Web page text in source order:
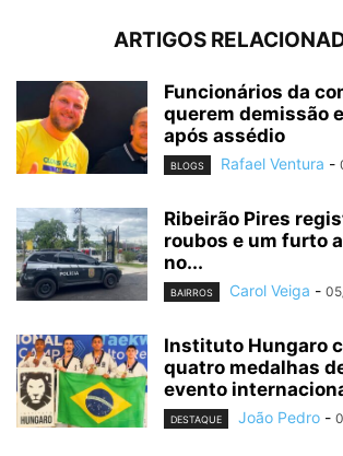
ARTIGOS
Funcionários da
querem demissão
após assédio
BLOGS Rafael Ventura -
Ribeirão Pires
roubos e um furto
no...
BAIRROS Carol Veiga -
Instituto Hungaro
quatro medalhas
evento
DESTAQUE João Pedro -